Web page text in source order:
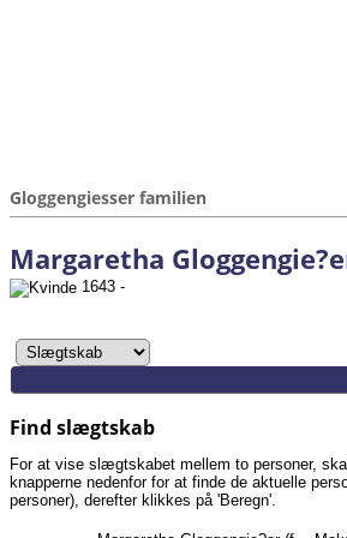
Gloggengiesser familien
Margaretha
1643 -
Find slægtskab
For at vise slægtskabet mellem to personer,
knapperne nedenfor for at finde de aktuelle
personer), derefter klikkes på 'Beregn'.